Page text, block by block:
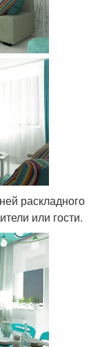
раскладного
или гости.